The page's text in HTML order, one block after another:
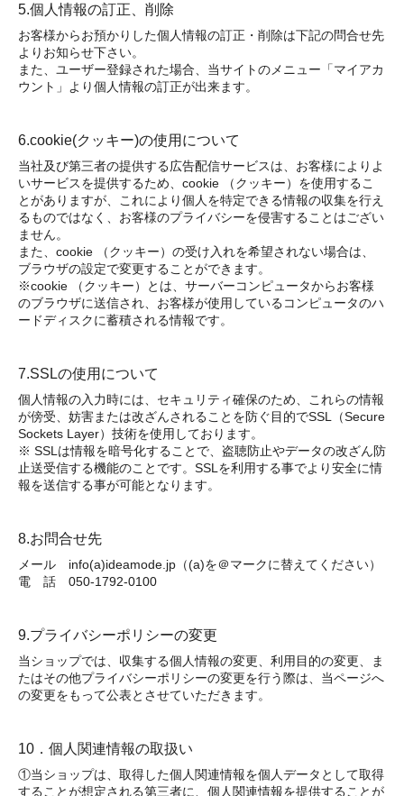
5.個人情報の訂正、削除
お客様からお預かりした個人情報の訂正・削除は下記の問合せ先
よりお知らせ下さい。
また、ユーザー登録された場合、当サイトのメニュー「マイアカ
ウント」より個人情報の訂正が出来ます。
6.cookie(クッキー)の使用について
当社及び第三者の提供する広告配信サービスは、お客様によりよ
いサービスを提供するため、cookie （クッキー）を使用するこ
とがありますが、これにより個人を特定できる情報の収集を行え
るものではなく、お客様のプライバシーを侵害することはござい
ません。
また、cookie （クッキー）の受け入れを希望されない場合は、
ブラウザの設定で変更することができます。
※cookie （クッキー）とは、サーバーコンピュータからお客様
のブラウザに送信され、お客様が使用しているコンピュータのハ
ードディスクに蓄積される情報です。
7.SSLの使用について
個人情報の入力時には、セキュリティ確保のため、これらの情報
が傍受、妨害または改ざんされることを防ぐ目的でSSL（Secure
Sockets Layer）技術を使用しております。
※ SSLは情報を暗号化することで、盗聴防止やデータの改ざん防
止送受信する機能のことです。SSLを利用する事でより安全に情
報を送信する事が可能となります。
8.お問合せ先
メール info(a)ideamode.jp（(a)を＠マークに替えてください）
電 話 050-1792-0100
9.プライバシーポリシーの変更
当ショップでは、収集する個人情報の変更、利用目的の変更、ま
たはその他プライバシーポリシーの変更を行う際は、当ページへ
の変更をもって公表とさせていただきます。
10．個人関連情報の取扱い
①当ショップは、取得した個人関連情報を個人データとして取得
することが想定される第三者に、個人関連情報を提供することが